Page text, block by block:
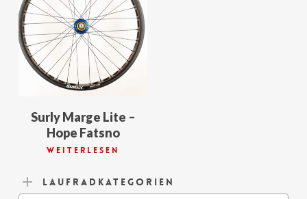
Surly Marge Lite –
Hope Fatsno
Weiterlesen
Laufradkategorien